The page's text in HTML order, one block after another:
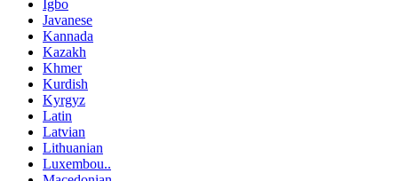
Igbo
Javanese
Kannada
Kazakh
Khmer
Kurdish
Kyrgyz
Latin
Latvian
Lithuanian
Luxembou..